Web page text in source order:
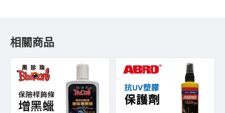
相關商品